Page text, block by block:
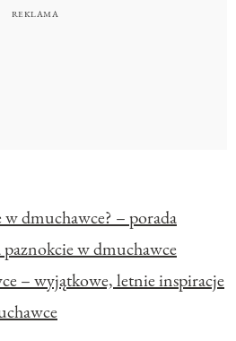
dmuchawce? – porada
w dmuchawce
– wyjątkowe, letnie inspiracje